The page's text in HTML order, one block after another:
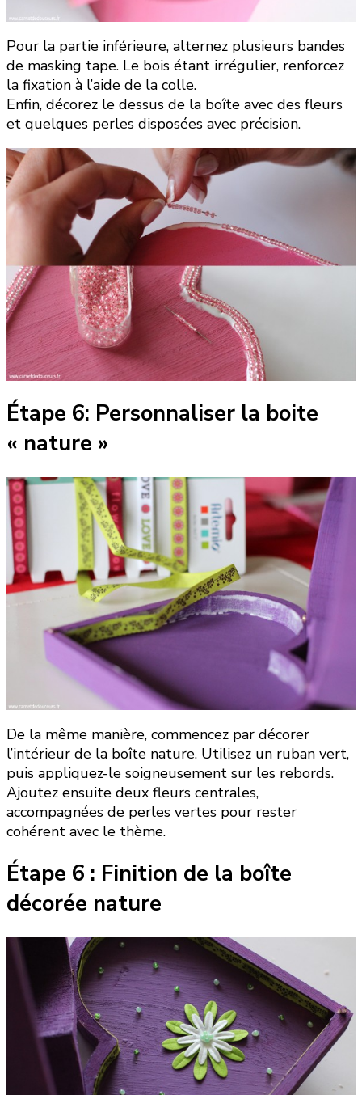
Pour la partie inférieure, alternez plusieurs bandes
de masking tape. Le bois étant irrégulier, renforcez
la fixation à l’aide de la colle.
Enfin, décorez le dessus de la boîte avec des fleurs
et quelques perles disposées avec précision.
Étape 6: Personnaliser la boite
« nature »
De la même manière, commencez par décorer
l’intérieur de la boîte nature. Utilisez un ruban vert,
puis appliquez-le soigneusement sur les rebords.
Ajoutez ensuite deux fleurs centrales,
accompagnées de perles vertes pour rester
cohérent avec le thème.
Étape 6 : Finition de la boîte
décorée nature